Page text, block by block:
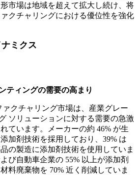
市場は地域を超えて拡大し続け、将
クチャリングにおける優位性を強化
ミクス
ティングの需要の高まり
クチャリング市場は、産業グレー
ソリューションに対する需要の急激
ています。メーカーの約 46% が生
加剤技術を採用しており、39% は
の製造に添加剤技術を使用していま
び自動車企業の 55% 以上が添加剤
料廃棄物を 70% 近く削減していま